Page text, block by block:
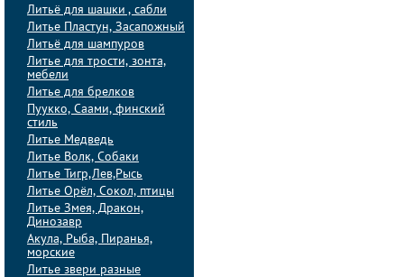
Литьё для шашки , сабли
Литье Пластун, Засапожный
Литьё для шампуров
Литье для трости, зонта,
мебели
Литье для брелков
Пуукко, Саами, финский
стиль
Литье Медведь
Литье Волк, Собаки
Литье Тигр,Лев,Рысь
Литье Орёл, Сокол, птицы
Литье Змея, Дракон,
Динозавр
Акула, Рыба, Пиранья,
морские
Литье звери разные